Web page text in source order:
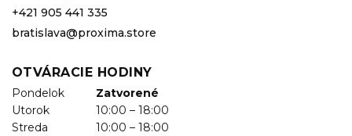
+421 905 441 335
bratislava@proxima.store
OTVÁRACIE HODINY
Pondelok
Zatvorené
Utorok
10:00 – 18:00
Streda
10:00 – 18:00